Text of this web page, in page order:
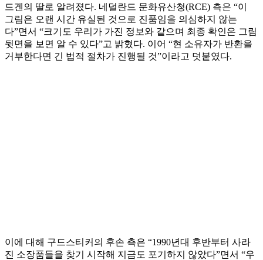
드겐의 딸로 알려졌다. 네덜란드 문화유산청(RCE) 측은 “이
그림은 오랜 시간 유실된 것으로 진품임을 의심하지 않는
다”면서 “크기도 우리가 가진 정보와 같으며 최종 확인은 그림
뒷면을 보면 알 수 있다”고 밝혔다. 이어 “현 소유자가 반환을
거부한다면 긴 법적 절차가 진행될 것”이라고 덧붙였다.
이에 대해 구드스티커의 후손 측은 “1990년대 후반부터 사라
진 소장품들을 찾기 시작해 지금도 포기하지 않았다”면서 “우